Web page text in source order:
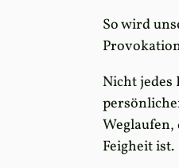
So wird
Nicht jedes
Feigheit ist.